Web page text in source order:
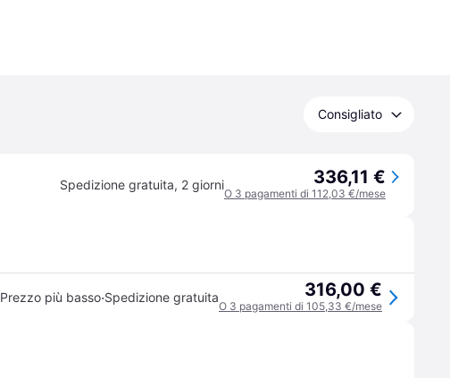
Consigliato
Spedizione gratuita, 2 giorni 336,11 €
O 3 pagamenti di 112,03 €/mese
Prezzo più basso·Spedizione gratuita 316,00 €
O 3 pagamenti di 105,33 €/mese